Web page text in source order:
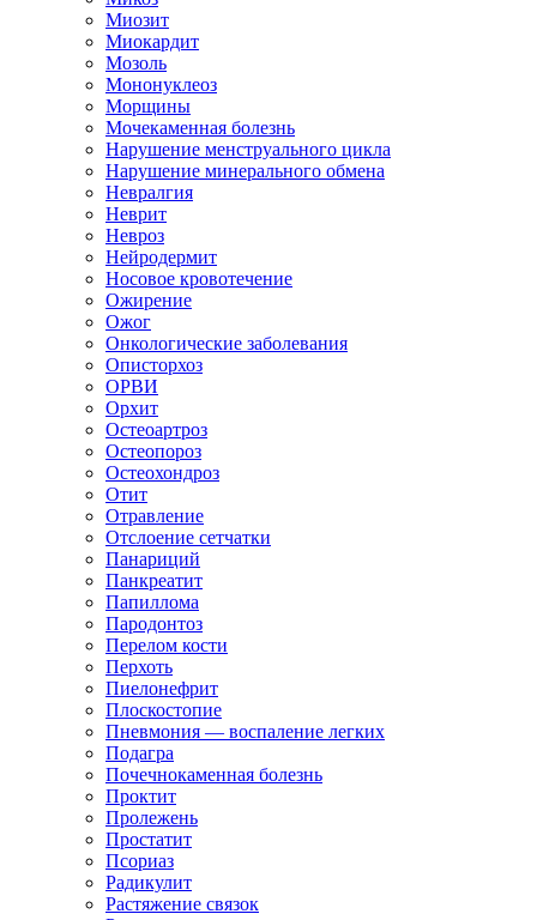
Миозит
Миокардит
Мозоль
Мононуклеоз
Морщины
Мочекаменная болезнь
Нарушение менструального цикла
Нарушение минерального обмена
Невралгия
Неврит
Невроз
Нейродермит
Носовое кровотечение
Ожирение
Ожог
Онкологические заболевания
Описторхоз
ОРВИ
Орхит
Остеоартроз
Остеопороз
Остеохондроз
Отит
Отравление
Отслоение сетчатки
Панариций
Панкреатит
Папиллома
Пародонтоз
Перелом кости
Перхоть
Пиелонефрит
Плоскостопие
Пневмония — воспаление легких
Подагра
Почечнокаменная болезнь
Проктит
Пролежень
Простатит
Псориаз
Радикулит
Растяжение связок